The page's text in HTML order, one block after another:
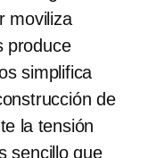
moviliza
produce
simplifica
de
la tensión
sencillo que